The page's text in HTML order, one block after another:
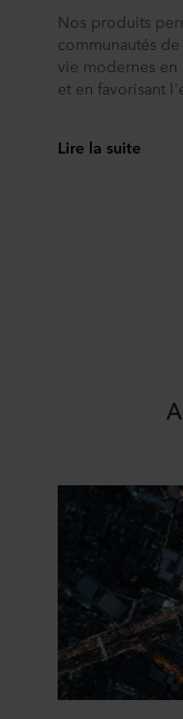
Nos produits
communautés
vie modernes en
et en favorisant
Lire la suite